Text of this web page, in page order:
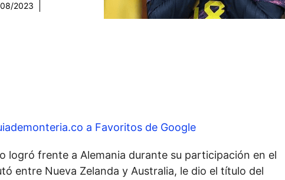
2023
a Favoritos de Google
logró frente a Alemania durante su participación en el
entre Nueva Zelanda y Australia, le dio el título del